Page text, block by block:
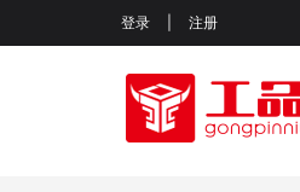
登录 注册